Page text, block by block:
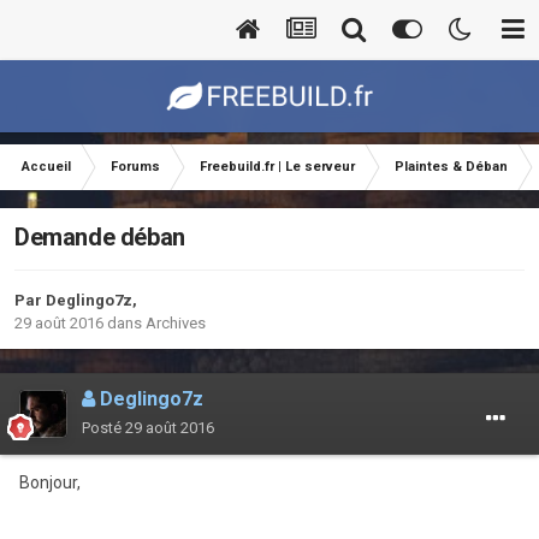
Accueil Forums Freebuild.fr | Le serveur Plaintes & Déban
Demande déban
Par Deglingo7z,
29 août 2016 dans Archives
Deglingo7z
Posté 29 août 2016
Bonjour,